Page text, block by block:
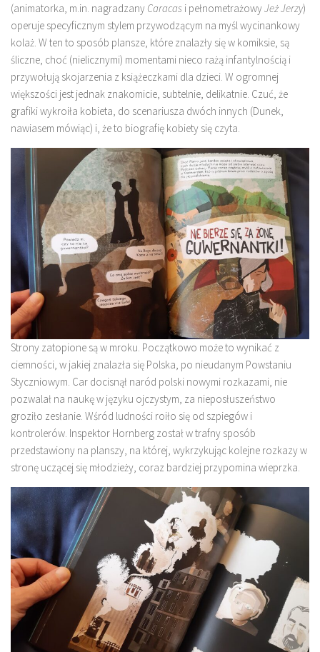
(animatorka, m.in. nagradzany Caracas i pełnometrażowyJeż Jerzy)
operuje specyficznym stylem przywodzącym na myśl wycinankowy
kolaż. W ten to sposób plansze, które znalazły się w komiksie, są
śliczne, choć (nielicznymi) momentami nieco rażą infantylnością i
przywołują skojarzenia z książeczkami dla dzieci. W ogromnej
większości jest jednak znakomicie, subtelnie, delikatnie. Czuć, że
grafiki wykroiła kobieta, do scenariusza dwóch innych (Dunek,
nawiasem mówiąc) i, że to biografię kobiety się czyta.
Strony zatopione są w mroku. Początkowo może to wynikać z
ciemności, w jakiej znalazła się Polska, po nieudanym Powstaniu
Styczniowym. Car docisnął naród polski nowymi rozkazami, nie
pozwalał na naukę w języku ojczystym, za nieposłuszeństwo
groziło zesłanie. Wśród ludności roiło się od szpiegów i
kontrolerów. Inspektor Hornberg został w trafny sposób
przedstawiony na planszy, na której, wykrzykując kolejne rozkazy w
stronę uczącej się młodzieży, coraz bardziej przypomina wieprzka.